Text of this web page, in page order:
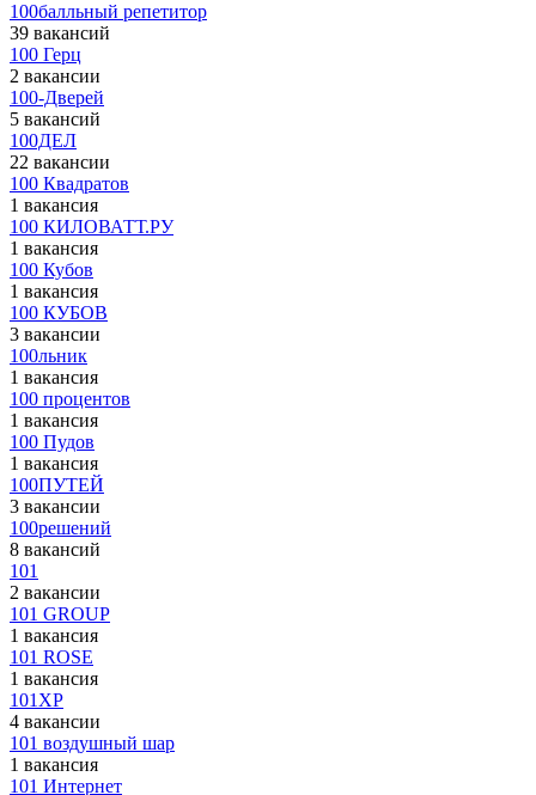
100балльный репетитор
39 вакансий
100 Герц
2 вакансии
100-Дверей
5 вакансий
100ДЕЛ
22 вакансии
100 Квадратов
1 вакансия
100 КИЛОВАТТ.РУ
1 вакансия
100 Кубов
1 вакансия
100 КУБОВ
3 вакансии
100льник
1 вакансия
100 процентов
1 вакансия
100 Пудов
1 вакансия
100ПУТЕЙ
3 вакансии
100решений
8 вакансий
101
2 вакансии
101 GROUP
1 вакансия
101 ROSE
1 вакансия
101XP
4 вакансии
101 воздушный шар
1 вакансия
101 Интернет